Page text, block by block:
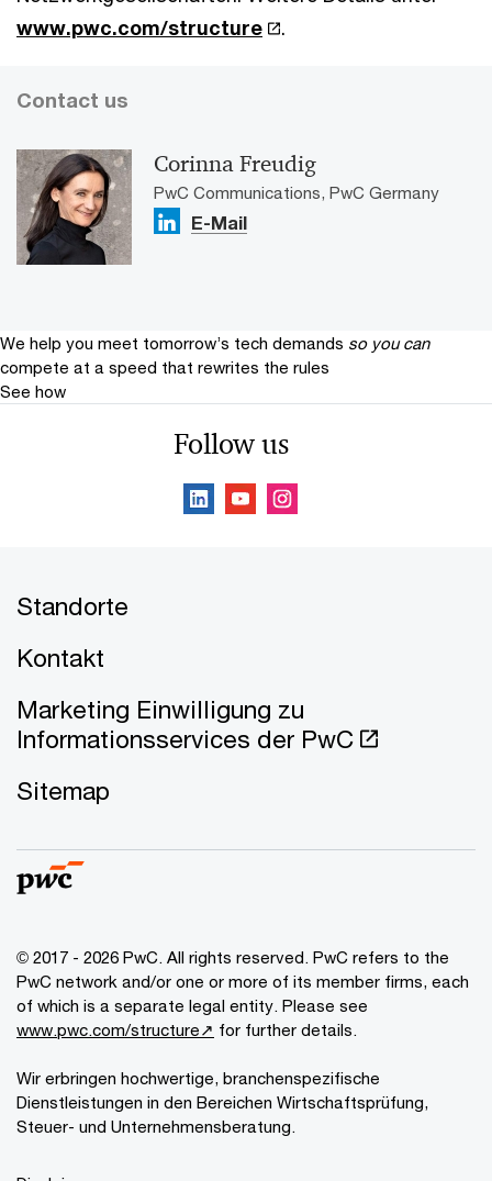
www.pwc.com/structure
.
Contact us
Corinna Freudig
PwC Communications, PwC Germany
E-Mail
We help you meet tomorrow’s tech demands so you can
compete at a speed that rewrites the rules
See how
Follow us
Standorte
Kontakt
Marketing Einwilligung zu
Informationsservices der PwC
Sitemap
© 2017 - 2026 PwC. All rights reserved. PwC refers to the
PwC network and/or one or more of its member firms, each
of which is a separate legal entity. Please see
www.pwc.com/structure↗ for further details.
Wir erbringen hochwertige, branchenspezifische
Dienstleistungen in den Bereichen Wirtschaftsprüfung,
Steuer- und Unternehmensberatung.